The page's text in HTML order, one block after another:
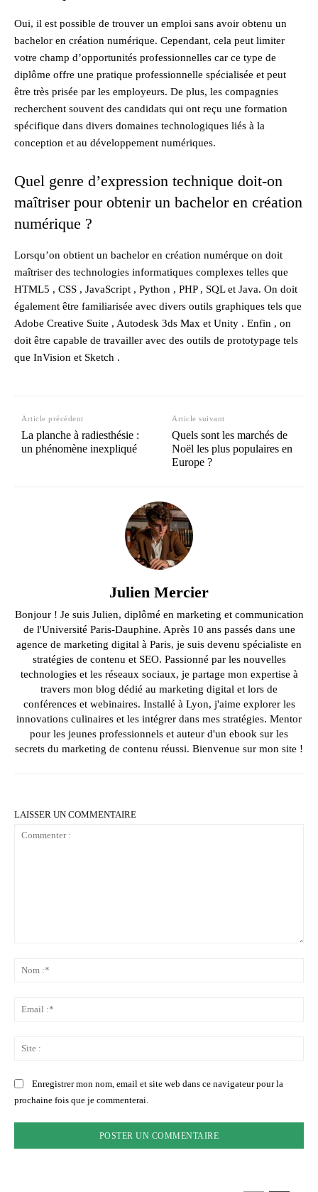
Oui, il est possible de trouver un emploi sans avoir obtenu un
bachelor en création numérique. Cependant, cela peut limiter
votre champ d’opportunités professionnelles car ce type de
diplôme offre une pratique professionnelle spécialisée et peut
être très prisée par les employeurs. De plus, les compagnies
recherchent souvent des candidats qui ont reçu une formation
spécifique dans divers domaines technologiques liés à la
conception et au développement numériques.
Quel genre d’expression technique doit-on
maîtriser pour obtenir un bachelor en création
numérique ?
Lorsqu’on obtient un bachelor en création numérque on doit
maîtriser des technologies informatiques complexes telles que
HTML5 , CSS , JavaScript , Python , PHP , SQL et Java. On doit
également être familiarisée avec divers outils graphiques tels que
Adobe Creative Suite , Autodesk 3ds Max et Unity . Enfin , on
doit être capable de travailler avec des outils de prototypage tels
que InVision et Sketch .
Article précédent
La planche à radiesthésie :
un phénomène inexpliqué
Article suivant
Quels sont les marchés de
Noël les plus populaires en
Europe ?
Julien Mercier
Bonjour ! Je suis Julien, diplômé en marketing et communication
de l'Université Paris-Dauphine. Après 10 ans passés dans une
agence de marketing digital à Paris, je suis devenu spécialiste en
stratégies de contenu et SEO. Passionné par les nouvelles
technologies et les réseaux sociaux, je partage mon expertise à
travers mon blog dédié au marketing digital et lors de
conférences et webinaires. Installé à Lyon, j'aime explorer les
innovations culinaires et les intégrer dans mes stratégies. Mentor
pour les jeunes professionnels et auteur d'un ebook sur les
secrets du marketing de contenu réussi. Bienvenue sur mon site !
LAISSER UN COMMENTAIRE
Enregistrer mon nom, email et site web dans ce navigateur pour la
prochaine fois que je commenterai.